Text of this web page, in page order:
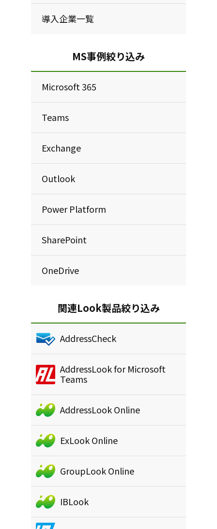
導入企業一覧
MS事例絞り込み
Microsoft 365
Teams
Exchange
Outlook
Power Platform
SharePoint
OneDrive
関連Look製品絞り込み
AddressCheck
AddressLook for Microsoft
Teams
AddressLook Online
ExLook Online
GroupLook Online
IBLook